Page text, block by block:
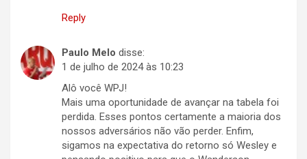
Reply
Paulo Melo disse:
1 de julho de 2024 às 10:23
Alô você WPJ!
Mais uma oportunidade de avançar na tabela foi
perdida. Esses pontos certamente a maioria dos
nossos adversários não vão perder. Enfim,
sigamos na expectativa do retorno só Wesley e